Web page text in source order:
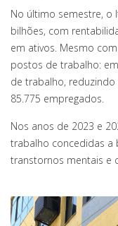
No último semestre, o
bilhões, com
em ativos. Mesmo
postos de trabalho:
de trabalho,
85.775 empregados.
Nos anos de 2023 e
trabalho concedidas a
transtornos mentais e